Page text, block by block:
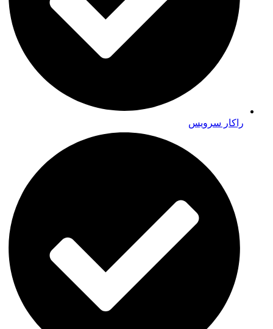
راکار سرویس